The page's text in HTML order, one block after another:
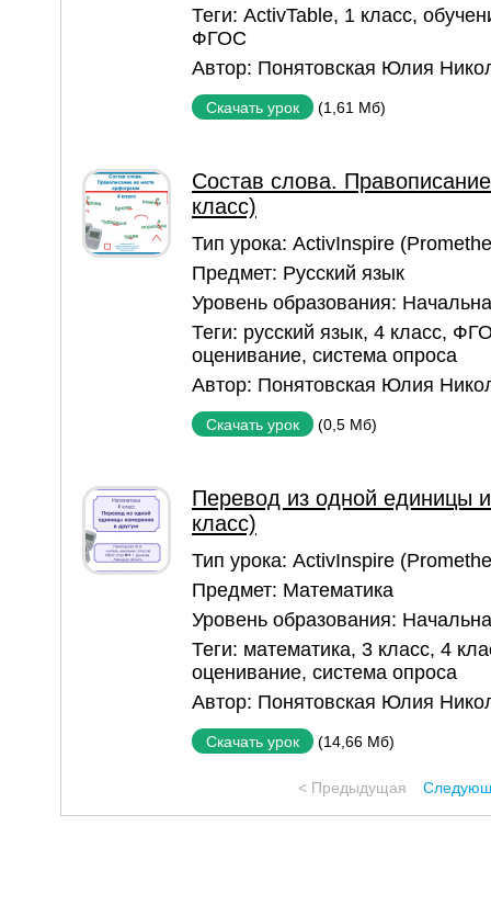
Теги: ActivTable, 1 класс,
ФГОС
Автор: Понятовская Юлия
Скачать урок (1,61 Мб)
Состав слова.
класс)
Тип урока: ActivInspire
Предмет: Русский язык
Уровень образования:
Теги: русский язык, 4 класс,
оценивание, система опроса
Автор: Понятовская Юлия
Скачать урок (0,5 Мб)
Перевод из одной единицы
класс)
Тип урока: ActivInspire
Предмет: Математика
Уровень образования:
Теги: математика, 3 класс, 4
оценивание, система опроса
Автор: Понятовская Юлия
Скачать урок (14,66 Мб)
< Предыдущая